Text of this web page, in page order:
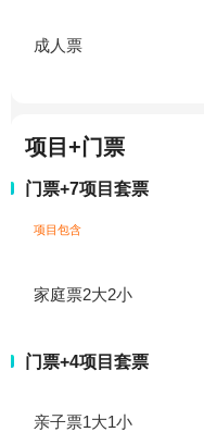
成人票
项目+门票
门票+7项目套票
项目包含
家庭票2大2小
门票+4项目套票
亲子票1大1小